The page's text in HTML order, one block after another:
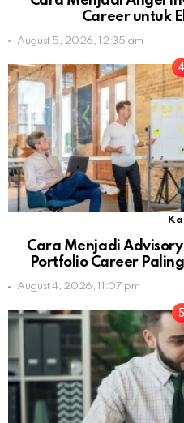
Career untuk
August 5, 2026, 12:35 am
Cara Menjadi
Portfolio Career
August 4, 2026, 11:07 pm